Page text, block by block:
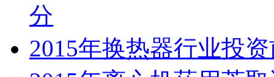
分
2015年换热器行业投